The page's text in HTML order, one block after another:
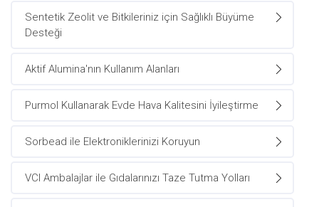
Sentetik Zeolit ve Bitkileriniz için Sağlıklı Büyüme
Desteği
Aktif Alumina'nın Kullanım Alanları
Purmol Kullanarak Evde Hava Kalitesini İyileştirme
Sorbead ile Elektroniklerinizi Koruyun
VCI Ambalajlar ile Gıdalarınızı Taze Tutma Yolları